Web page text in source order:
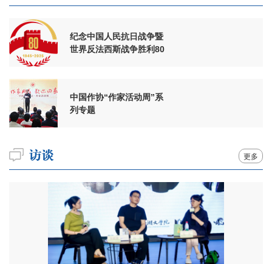
纪念中国人民抗日战争暨
世界反法西斯战争胜利80
中国作协“作家活动周”系
列专题
更多